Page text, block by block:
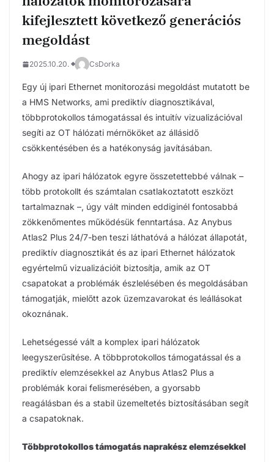
kifejlesztett következő generációs
megoldást
2025.10.20. CsDorka
Egy új ipari Ethernet monitorozási megoldást mutatott be
a HMS Networks, ami prediktív diagnosztikával,
többprotokollos támogatással és intuitív vizualizációval
segíti az OT hálózati mérnököket az állásidő
csökkentésében és a hatékonyság javításában.
Ahogy az ipari hálózatok egyre összetettebbé válnak –
több protokollt és számtalan csatlakoztatott eszközt
tartalmaznak –, úgy vált minden eddiginél fontosabbá
zökkenőmentes működésük fenntartása. Az Anybus
Atlas2 Plus 24/7-ben teszi láthatóvá a hálózat állapotát,
prediktív diagnosztikát és az ipari Ethernet hálózatok
egyértelmű vizualizációit biztosítja, amik az OT
csapatokat a problémák észlelésében és megoldásában
támogatják, mielőtt azok üzemzavarokat és leállásokat
okoznának.
Lehetségessé vált a komplex ipari hálózatok
leegyszerűsítése. A többprotokollos támogatással és a
prediktív elemzésekkel az Anybus Atlas2 Plus a
problémák korai felismerésében, a gyorsabb
reagálásban és a stabil üzemeltetés biztosításában segít
a csapatoknak.
Többprotokollos támogatás naprakész elemzésekkel